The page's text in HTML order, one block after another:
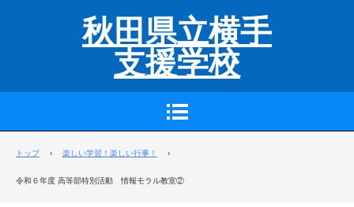
秋田県立横手
支援学校
トップ › 楽しい学習！楽しい行事！ ›
令和６年度 高等部特別活動 情報モラル教室②